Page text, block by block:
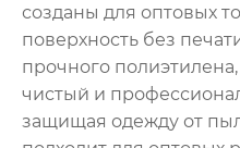
созданы для оптовых
поверхность без
прочного
чистый и
защищая одежду от